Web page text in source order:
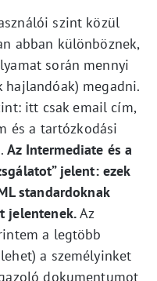
szint közül
abban különböznek,
során mennyi
hajlandóak) megadni.
itt csak email cím,
és a tartózkodási
Az Intermediate és a
jelent: ezek
standardoknak
jelentenek.Az
a legtöbb
a személyinket
dokumentumot